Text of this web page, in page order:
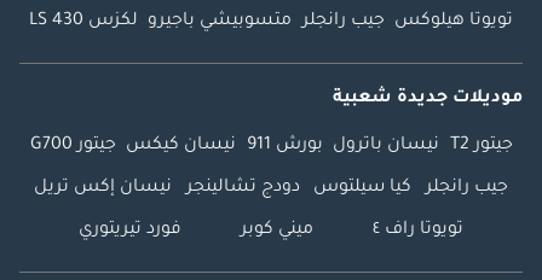
تويوتا هيلوكس جيب رانجلر متسوبيشي باجيرو لكزس LS 430
موديلات جديدة شعبية
جيتور T2 نيسان باترول بورش 911 نيسان كيكس جيتور G700
جيب رانجلر كيا سيلتوس دودج تشالينجر نيسان إكس تريل
تويوتا راف ٤ ميني كوبر فورد تيريتوري